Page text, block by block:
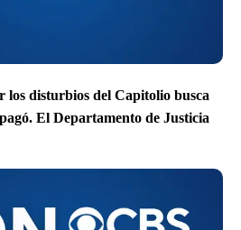
los disturbios del Capitolio busca
El Departamento de Justicia